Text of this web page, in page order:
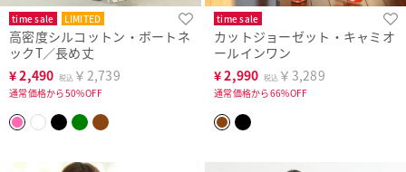
time sale LIMITED
高密度シルコットン・ボートネ
ックT／長め丈
¥2,490 税込 ￥2,739
通常価格から50%OFF
time sale
カットジョーゼット・キャミオ
ールインワン
¥2,990 税込 ￥3,289
通常価格から66%OFF